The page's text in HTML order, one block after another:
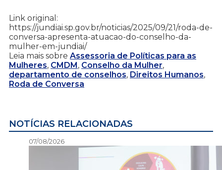
Link original:
https://jundiai.sp.gov.br/noticias/2025/09/21/roda-de-
conversa-apresenta-atuacao-do-conselho-da-
mulher-em-jundiai/
Leia mais sobre Assessoria de Políticas para as
Mulheres, CMDM , Conselho da Mulher,
departamento de conselhos, Direitos Humanos,
Roda de Conversa
NOTÍCIAS RELACIONADAS
07/08/2026